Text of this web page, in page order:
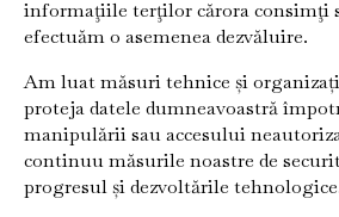
informaţiile terţilor cărora consimţi
efectuăm o asemenea dezvăluire.
Am luat măsuri tehnice și
proteja datele dumneavoastră
manipulării sau accesului
continuu măsurile noastre de
progresul și dezvoltările